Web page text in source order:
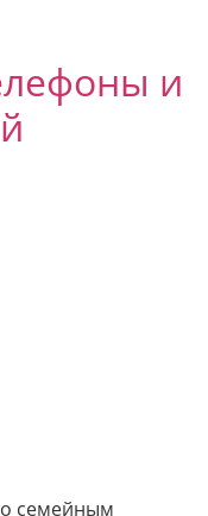
и
семейным